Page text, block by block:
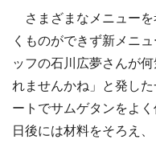
さまざまなメニュー
くものができず新メニ
ッフの石川広夢さんが
れませんかね」と発し
ートでサムゲタンをよ
日後には材料をそろえ